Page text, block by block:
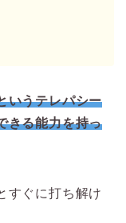
いうテレパシー
きる能力を持っ
すぐに打ち解け